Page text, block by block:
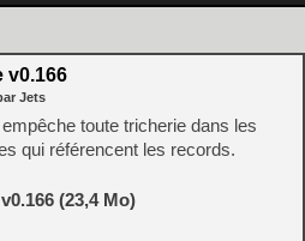
v0.166
Jets
toute tricherie dans les
qui référencent les records.
(23,4 Mo)